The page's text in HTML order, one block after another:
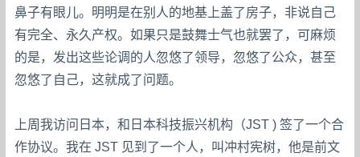
鼻子有眼儿。明明是在别人的地基上盖了房子，非说自己
有完全、永久产权。如果只是鼓舞士气也就罢了，可麻烦
的是，发出这些论调的人忽悠了领导，忽悠了公众，甚至
忽悠了自己，这就成了问题。
上周我访问日本，和日本科技振兴机构（JST ) 签了一个合
作协议。我在 JST 见到了一个人，叫冲村宪树，他是前文